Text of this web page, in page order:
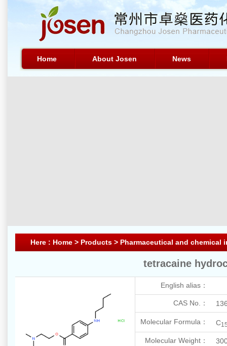
Home About Josen News
Here : Home > Products > Pharmaceutical and chemical
tetracaine
English alias：
CAS No.：
Molecular Formula： C
Molecular Weight：